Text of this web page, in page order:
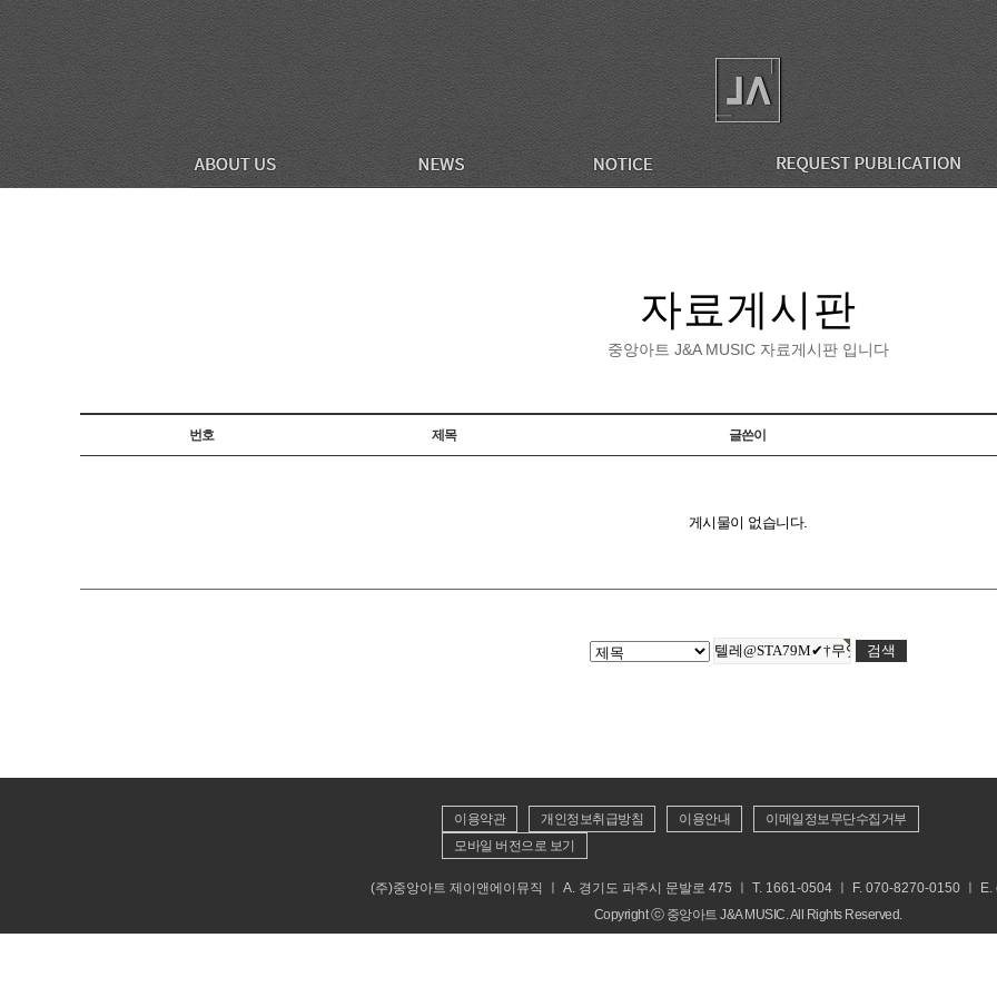
자료게시판
중앙아트 J&A MUSIC 자료게시판 입니다
번호 제목 글쓴이
게시물이 없습니다.
이용약관 개인정보취급방침 이용안내
이메일정보무단수집거부
모바일 버전으로 보기
(주)중앙아트 제이앤에이뮤직 ㅣ A. 경기도 파주시 문발로 475 ㅣ T. 1661-0504 ㅣ F. 070-8270-0150 ㅣ
Copyright ⓒ 중앙아트 J&A MUSIC. All Rights Reserved.